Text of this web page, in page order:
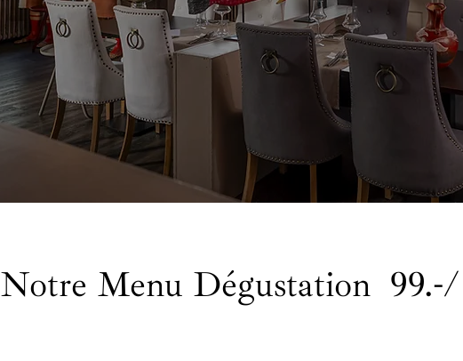
Notre Menu Dégustation 99.-/